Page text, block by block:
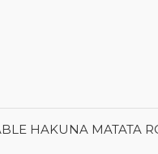
HAKUNA MATATA